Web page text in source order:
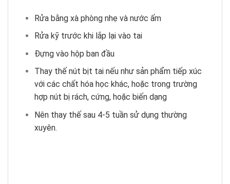
Rửa bằng xà phòng nhẹ và nước ấm
Rửa kỹ trước khi lắp lại vào tai
Đựng vào hộp ban đầu
Thay thế nút bịt tai nếu như sản phẩm tiếp xúc
với các chất hóa học khác, hoặc trong trường
hợp nút bị rách, cứng, hoặc biến dạng
Nên thay thế sau 4-5 tuần sử dụng thường
xuyên.